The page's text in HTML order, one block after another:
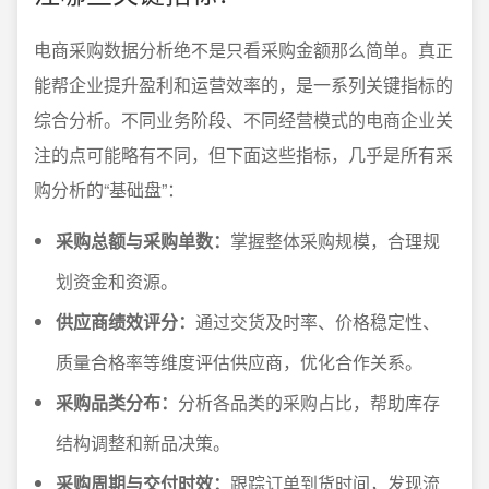
电商采购数据分析绝不是只看采购金额那么简单。真正
能帮企业提升盈利和运营效率的，是一系列关键指标的
综合分析。不同业务阶段、不同经营模式的电商企业关
注的点可能略有不同，但下面这些指标，几乎是所有采
购分析的“基础盘”：
采购总额与采购单数： 掌握整体采购规模，合理规
划资金和资源。
供应商绩效评分： 通过交货及时率、价格稳定性、
质量合格率等维度评估供应商，优化合作关系。
采购品类分布： 分析各品类的采购占比，帮助库存
结构调整和新品决策。
采购周期与交付时效： 跟踪订单到货时间，发现流